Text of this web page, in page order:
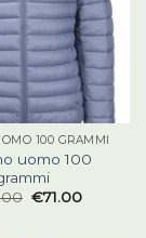
100 GRAMMI
uomo 100
€71.00